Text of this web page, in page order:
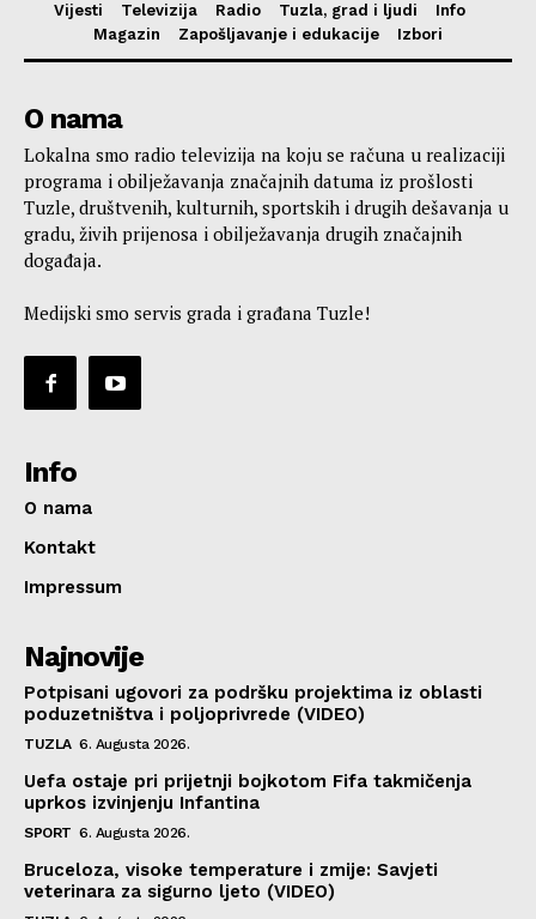
Vijesti Televizija Radio Tuzla, grad i ljudi
Info
Magazin
Zapošljavanje i edukacije Izbori
O nama
Lokalna smo radio televizija na koju se računa u realizaciji
programa i obilježavanja značajnih datuma iz prošlosti
Tuzle, društvenih, kulturnih, sportskih i drugih dešavanja u
gradu, živih prijenosa i obilježavanja drugih značajnih
događaja.
Medijski smo servis grada i građana Tuzle!
Info
O nama
Kontakt
Impressum
Najnovije
Potpisani ugovori za podršku projektima iz oblasti
poduzetništva i poljoprivrede (VIDEO)
TUZLA 6. Augusta 2026.
Uefa ostaje pri prijetnji bojkotom Fifa takmičenja
uprkos izvinjenju Infantina
SPORT 6. Augusta 2026.
Bruceloza, visoke temperature i zmije: Savjeti
veterinara za sigurno ljeto (VIDEO)